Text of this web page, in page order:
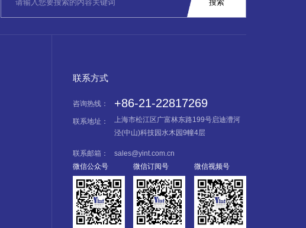
联系方式
咨询热线： +86-21-22817269
联系地址：
上海市松江区广富林东路199号启迪漕河
泾(中山)科技园水木园9幢4层
联系邮箱：
sales@yint.com.cn
微信公众号
微信订阅号 微信视频号